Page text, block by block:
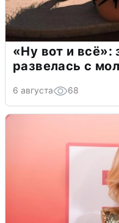
«Ну вот и
развелась с
6 августа 68